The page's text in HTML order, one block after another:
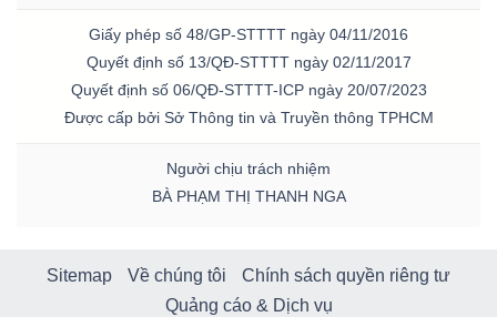
Giấy phép số 48/GP-STTTT ngày 04/11/2016
Quyết định số 13/QĐ-STTTT ngày 02/11/2017
Quyết định số 06/QĐ-STTTT-ICP ngày 20/07/2023
Được cấp bởi Sở Thông tin và Truyền thông TPHCM
Người chịu trách nhiệm
BÀ PHẠM THỊ THANH NGA
Sitemap Về chúng tôi
Chính sách quyền riêng tư
Quảng cáo & Dịch vụ